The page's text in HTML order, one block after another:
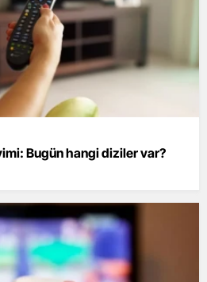
Bugün hangi diziler var?